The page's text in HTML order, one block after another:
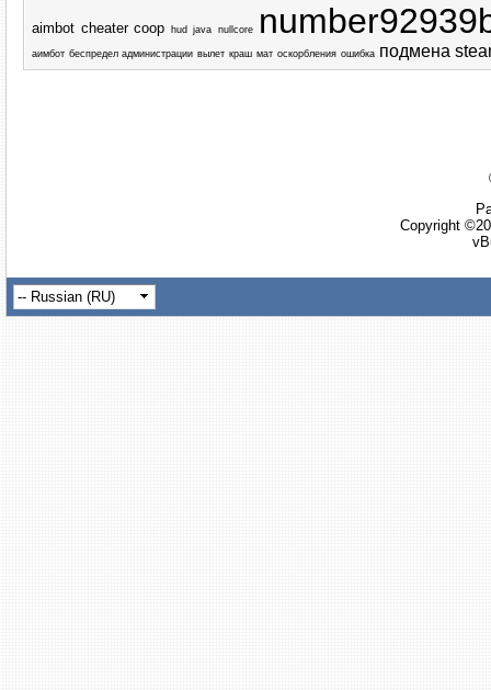
aimbot cheater coop hud java nullcore
аимбот беспредел администрации вылет краш мат оскорбления ошибка подмена
Copyright